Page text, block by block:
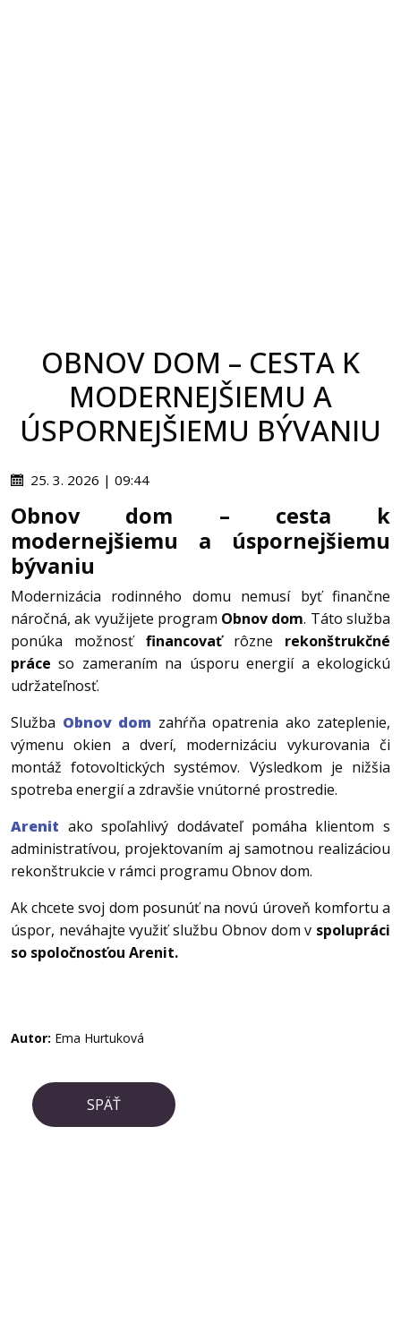
OBNOV DOM – CESTA K
MODERNEJŠIEMU A
ÚSPORNEJŠIEMU BÝVANIU
25. 3. 2026 | 09:44
Obnov dom – cesta k
modernejšiemu a úspornejšiemu
bývaniu
Modernizácia rodinného domu nemusí byť finančne
náročná, ak využijete program Obnov dom. Táto služba
ponúka možnosť financovať rôzne rekonštrukčné
práce so zameraním na úsporu energií a ekologickú
udržateľnosť.
Služba Obnov dom zahŕňa opatrenia ako zateplenie,
výmenu okien a dverí, modernizáciu vykurovania či
montáž fotovoltických systémov. Výsledkom je nižšia
spotreba energií a zdravšie vnútorné prostredie.
Arenit ako spoľahlivý dodávateľ pomáha klientom s
administratívou, projektovaním aj samotnou realizáciou
rekonštrukcie v rámci programu Obnov dom.
Ak chcete svoj dom posunúť na novú úroveň komfortu a
úspor, neváhajte využiť službu Obnov dom v spolupráci
so spoločnosťou Arenit.
Autor: Ema Hurtuková
SPÄŤ